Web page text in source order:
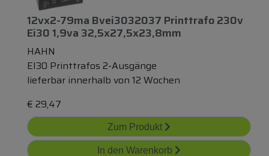
12vx2-79ma Bvei3032037 Printtrafo 230v
Ei30 1,9va 32,5x27,5x23,8mm
HAHN
EI30 Printtrafos 2-Ausgänge
lieferbar innerhalb von 12 Wochen
€ 29,47
Zum Produkt
In den Warenkorb